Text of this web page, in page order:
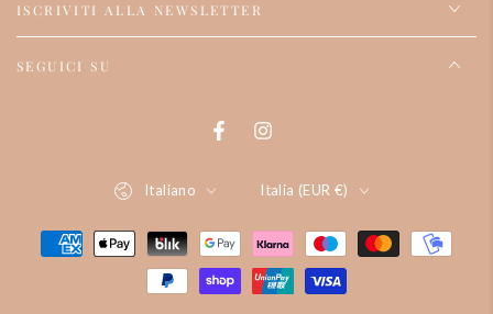
ISCRIVITI ALLA NEWSLETTER
SEGUICI SU
FacebookInstagram
Italiano Italia (EUR €)
Modalità